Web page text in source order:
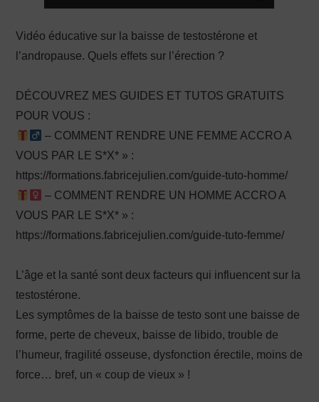
Vidéo éducative sur la baisse de testostérone et
l’andropause. Quels effets sur l’érection ?
DÉCOUVREZ MES GUIDES ET TUTOS GRATUITS
POUR VOUS :
– COMMENT RENDRE UNE FEMME ACCRO A
VOUS PAR LE S*X* » :
https://formations.fabricejulien.com/guide-tuto-homme/
– COMMENT RENDRE UN HOMME ACCRO A
VOUS PAR LE S*X* » :
https://formations.fabricejulien.com/guide-tuto-femme/
L’âge et la santé sont deux facteurs qui influencent sur la
testostérone.
Les symptômes de la baisse de testo sont une baisse de
forme, perte de cheveux, baisse de libido, trouble de
l’humeur, fragilité osseuse, dysfonction érectile, moins de
force… bref, un « coup de vieux » !